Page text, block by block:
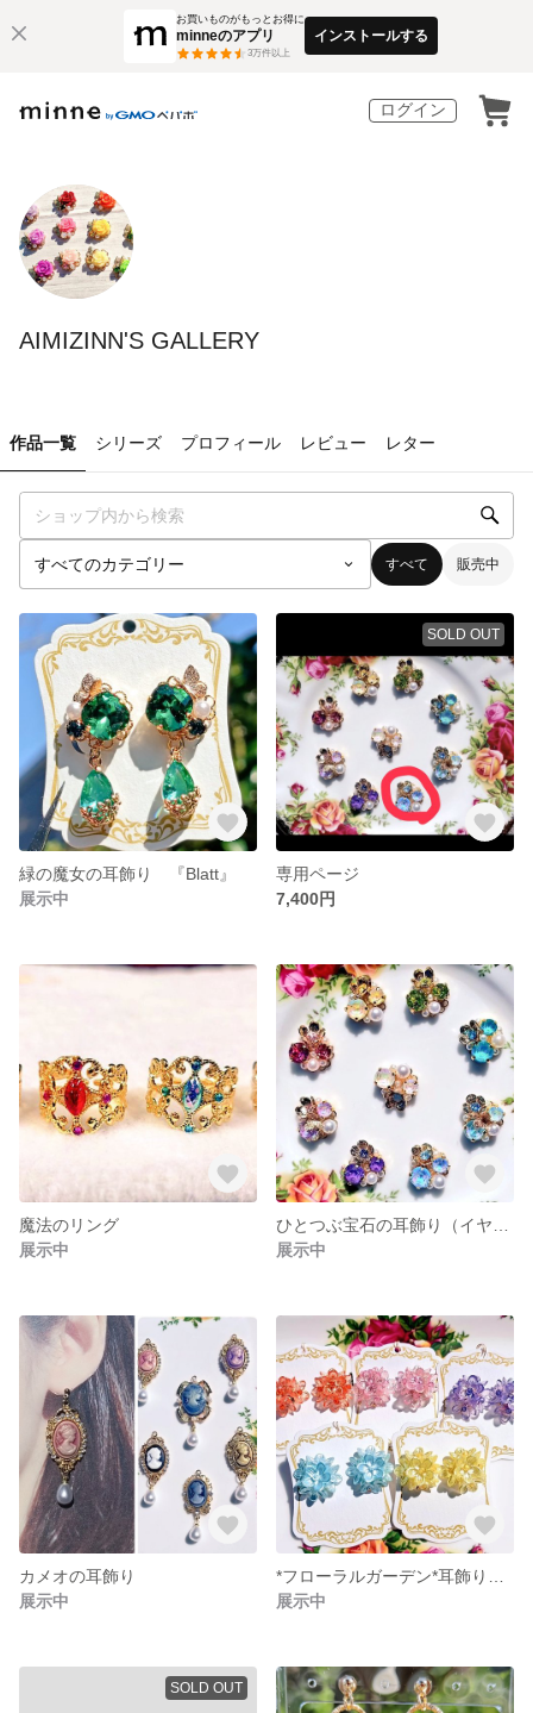
お買いものがもっとお得に
minneのアプリ
3万件以上
インストールする
ログイン
AIMIZINN'S GALLERY
作品一覧 シリーズ プロフィール レビュー レター
すべて 販売中
緑の魔女の耳飾り 『Blatt』
展示中
SOLD OUT
専用ページ
7,400円
魔法のリング
展示中
展示中
カメオの耳飾り
展示中
展示中
SOLD OUT